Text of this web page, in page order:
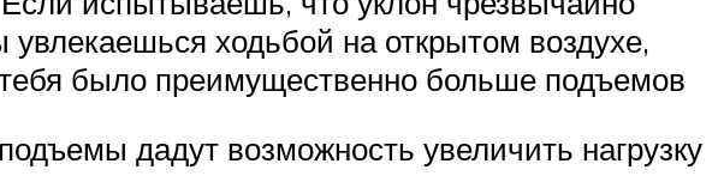
ходьбой на открытом воздухе,
было преимущественно больше подъемов
дадут возможность увеличить нагрузку